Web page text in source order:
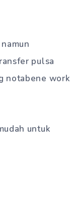
pulsa
notabene work
untuk